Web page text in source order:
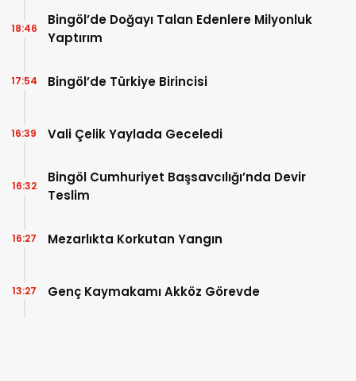
Bingöl’de Doğayı Talan Edenlere Milyonluk
Yaptırım
18:46
Bingöl’de Türkiye Birincisi
17:54
Vali Çelik Yaylada Geceledi
16:39
Bingöl Cumhuriyet Başsavcılığı’nda Devir
Teslim
16:32
Mezarlıkta Korkutan Yangın
16:27
Genç Kaymakamı Akköz Görevde
13:27